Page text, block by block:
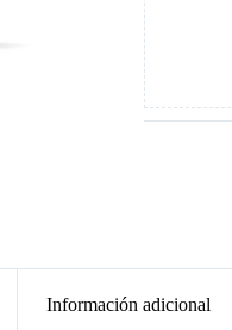
Información adicional